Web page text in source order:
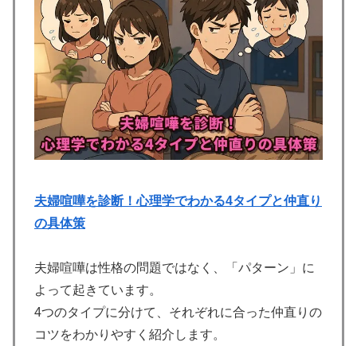
夫婦喧嘩を診断！心理学でわかる4タイプと仲直り
の具体策
夫婦喧嘩は性格の問題ではなく、「パターン」に
よって起きています。
4つのタイプに分けて、それぞれに合った仲直りの
コツをわかりやすく紹介します。